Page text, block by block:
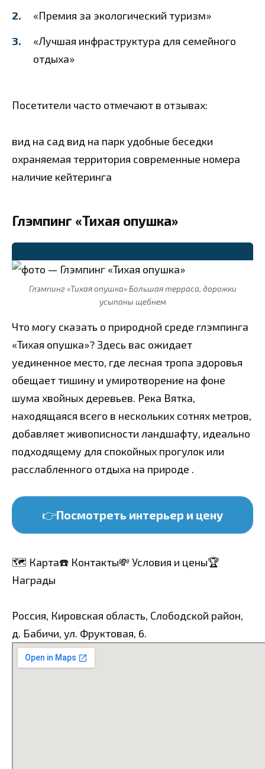
«Премия за экологический туризм»
«Лучшая инфраструктура для семейного
отдыха»
Посетители часто отмечают в отзывах:
вид на сад вид на парк удобные беседки
охраняемая территория современные номера
наличие кейтеринга
Глэмпинг «Тихая опушка»
Глэмпинг «Тихая опушка» Большая терраса, дорожки
усыпаны щебнем
Что могу сказать о природной среде глэмпинга
«Тихая опушка»? Здесь вас ожидает
уединенное место, где лесная тропа здоровья
обещает тишину и умиротворение на фоне
шума хвойных деревьев. Река Вятка,
находящаяся всего в нескольких сотнях метров,
добавляет живописности ландшафту, идеально
подходящему для спокойных прогулок или
расслабленного отдыха на природе .
👉Посмотреть интерьер и цену
🗺️ Карта☎️ Контакты💸 Условия и цены🏆
Награды
Россия, Кировская область, Слободской район,
д. Бабичи, ул. Фруктовая, 6.